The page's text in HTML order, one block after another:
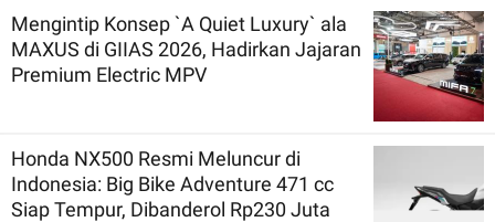
Mengintip Konsep `A Quiet Luxury` ala
MAXUS di GIIAS 2026, Hadirkan Jajaran
Premium Electric MPV
Honda NX500 Resmi Meluncur di
Indonesia: Big Bike Adventure 471 cc
Siap Tempur, Dibanderol Rp230 Juta